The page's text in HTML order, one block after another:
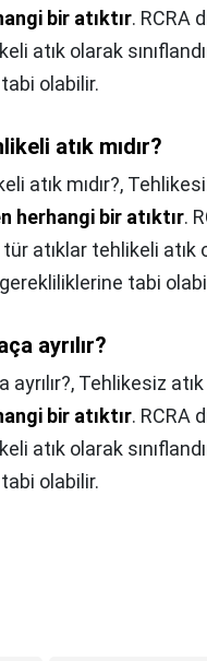
bir atıktır. RCRA
atık olarak
olabilir.
atık mıdır?
atık mıdır?,
herhangi bir atıktır.
tür atıklar tehlikeli atık
tabi
ayrılır?
Tehlikesiz atık
bir atıktır. RCRA
atık olarak
olabilir.